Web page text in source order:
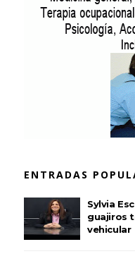
ENTRADAS
Sylvia
guajiros
vehicular